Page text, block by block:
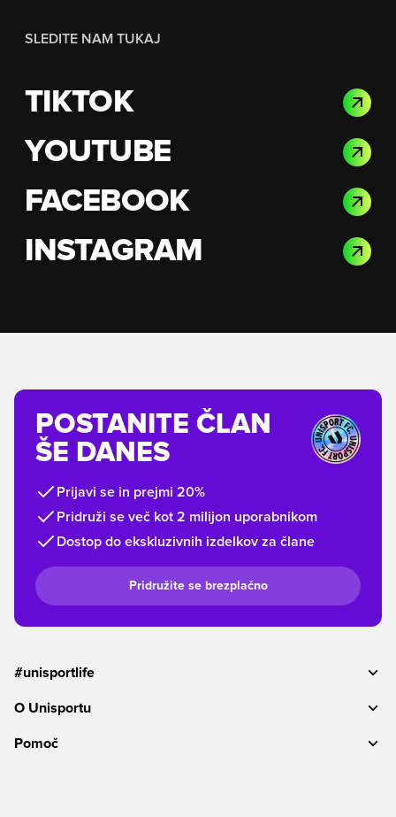
SLEDITE NAM TUKAJ
TIKTOK
YOUTUBE
FACEBOOK
INSTAGRAM
POSTANITE ČLAN
ŠE DANES
Prijavi se in prejmi 20%
Pridruži se več kot 2 milijon uporabnikom
Dostop do ekskluzivnih izdelkov za člane
Pridružite se brezplačno
#unisportlife
O Unisportu
Pomoč